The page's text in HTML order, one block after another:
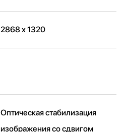
2868 x 1320
Оптическая стабилизация
изображения со сдвигом